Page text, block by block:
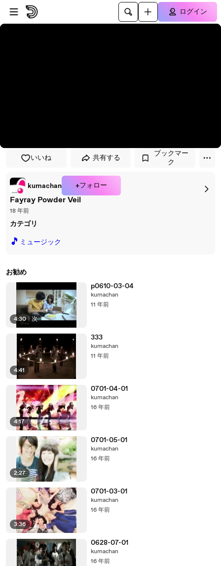
プレイヤーにスキップ
メインコンテンツにスキップ
ログイン
いいね 共有する
ブックマー
ク
kumachan +フォロー
Fayray Powder Veil
18 年前
カテゴリ
🎵 ミュージック
お勧め
4:30 | 次
p0610-03-04
kumachan
11 年前
4:41
333
kumachan
11 年前
4:17
0701-04-01
kumachan
16 年前
2:27
0701-05-01
kumachan
16 年前
3:36
0701-03-01
kumachan
16 年前
0628-07-01
kumachan
16 年前